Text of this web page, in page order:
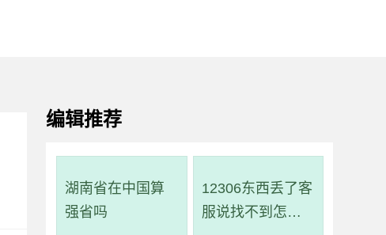
编辑推荐
湖南省在中国算
强省吗
12306东西丢了客
服说找不到怎么